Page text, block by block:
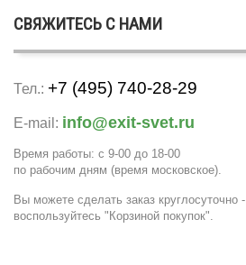
СВЯЖИТЕСЬ С НАМИ
Тел.: +7 (495) 740-28-29
E-mail: info@exit-svet.ru
Время работы: с 9-00 до 18-00
по рабочим дням (время московское).
Вы можете сделать заказ круглосуточно -
воспользуйтесь "Корзиной покупок".